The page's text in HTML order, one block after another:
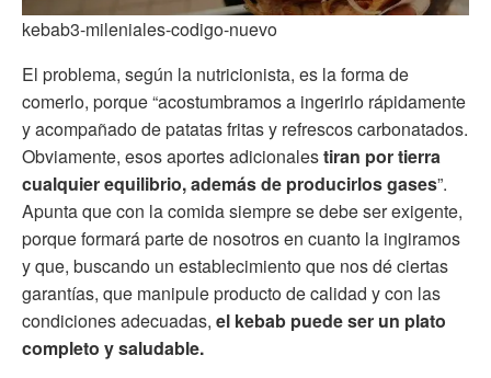
kebab3-mileniales-codigo-nuevo
El problema, según la nutricionista, es la forma de
comerlo, porque “acostumbramos a ingerirlo rápidamente
y acompañado de patatas fritas y refrescos carbonatados.
Obviamente, esos aportes adicionalestiran por tierra
cualquier equilibrio, además de producirlos gases”.
Apunta que con la comida siempre se debe ser exigente,
porque formará parte de nosotros en cuanto la ingiramos
y que, buscando un establecimiento que nos dé ciertas
garantías, que manipule producto de calidad y con las
condiciones adecuadas, el kebab puede ser un plato
completo y saludable.